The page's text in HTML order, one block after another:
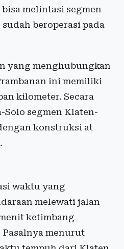
melintasi segmen
beroperasi pada
yang menghubungkan
ini memiliki
kilometer. Secara
segmen Klaten-
konstruksi at
waktu yang
melewati jalan
ketimbang
menurut